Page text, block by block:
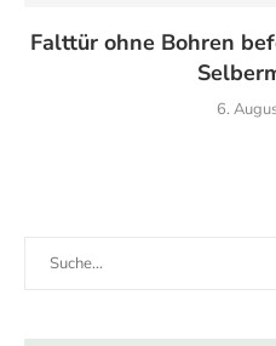
Falttür ohne Bohren
6.